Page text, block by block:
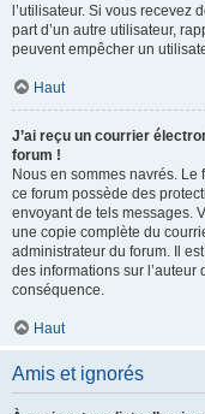
l’utilisateur. Si vous recevez
part d’un autre utilisateur,
peuvent empêcher un
Haut
J’ai reçu un courrier
forum !
Nous en sommes navrés.
ce forum possède des
envoyant de tels messages.
une copie complète du
administrateur du forum. Il
des informations sur
conséquence.
Haut
Amis et ignorés